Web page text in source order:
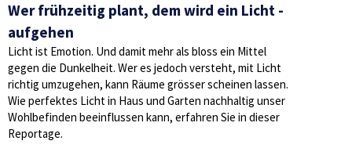
Wer frühzeitig plant, dem wird ein Licht ­
aufgehen
Licht ist Emotion. Und damit mehr als bloss ein Mittel
gegen die Dunkelheit. Wer es jedoch versteht, mit Licht
richtig umzugehen, kann Räume grösser scheinen lassen.
Wie perfektes Licht in Haus und Garten nachhaltig unser
Wohlbefinden beeinflussen kann, erfahren Sie in dieser
Reportage.